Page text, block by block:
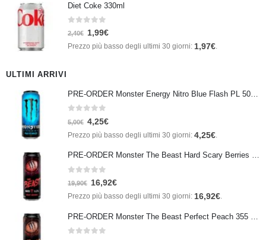
Diet Coke 330ml
Su 5
2,40€ 1,99€
Prezzo più basso degli ultimi 30 giorni: 1,97€.
ULTIMI ARRIVI
Su 5
5,00€ 4,25€
Prezzo più basso degli ultimi 30 giorni: 4,25€
PRE-ORDER Monster The Beast Hard Scary Berries 355 ml IN ARRIVO ENTRO IL 21 SETTEMBRE
Su 5
19,90€ 16,92€
Prezzo più basso degli ultimi 30 giorni: 16,92€.